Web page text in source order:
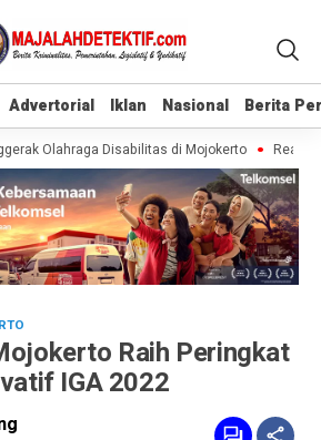
Advertorial Iklan Nasional Berita
Advertorial Iklan Nasional Berita
Olahraga Disabilitas di Mojokerto Realisasi
Raih Peringkat
IGA 2022